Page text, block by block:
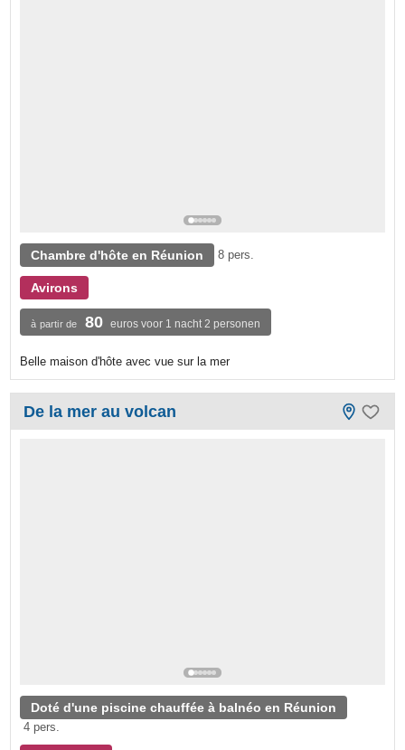
Chambre d'hôte en Réunion 8 pers.
Avirons
à partir de 80 euros voor 1 nacht 2 personen
Belle maison d'hôte avec vue sur la mer
De la mer au volcan
Doté d'une piscine chauffée à balnéo en Réunion
4 pers.